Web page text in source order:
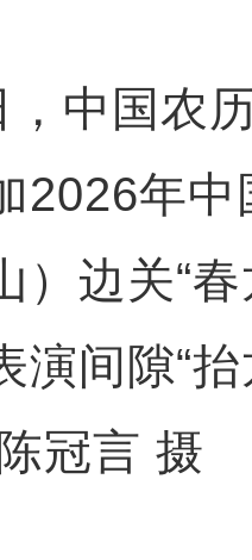
国农历
2026年中
）边关“
演间隙“
冠言 摄